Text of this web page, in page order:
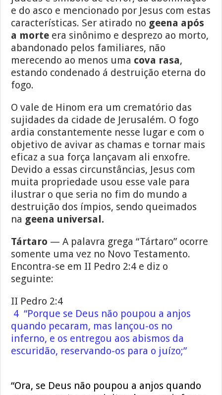
e do asco e mencionado por Jesus com estas
características. Ser atirado no geena após
a morte era sinônimo e desprezo ao morto,
abandonado pelos familiares, não
merecendo ao menos uma cova rasa,
estando condenado á destruição eterna do
fogo.
O vale de Hinom era um crematório das
sujidades da cidade de Jerusalém. O fogo
ardia constantemente nesse lugar e com o
objetivo de avivar as chamas e tornar mais
eficaz a sua força lançavam ali enxofre.
Devido a essas circunstâncias, Jesus com
muita propriedade usou esse vale para
ilustrar o que seria no fim do mundo a
destruição dos ímpios, sendo queimados
na geena universal.
Tártaro — A palavra grega “Tártaro” ocorre
somente uma vez no Novo Testamento.
Encontra-se em II Pedro 2:4 e diz o
seguinte:
II Pedro 2:4
4 “Porque se Deus não poupou a anjos
quando pecaram, mas lançou-os no
inferno, e os entregou aos abismos da
escuridão, reservando-os para o juízo;”
“Ora, se Deus não poupou a anjos quando